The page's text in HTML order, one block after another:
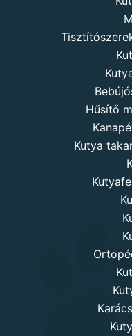
Hűsítő
Kutya